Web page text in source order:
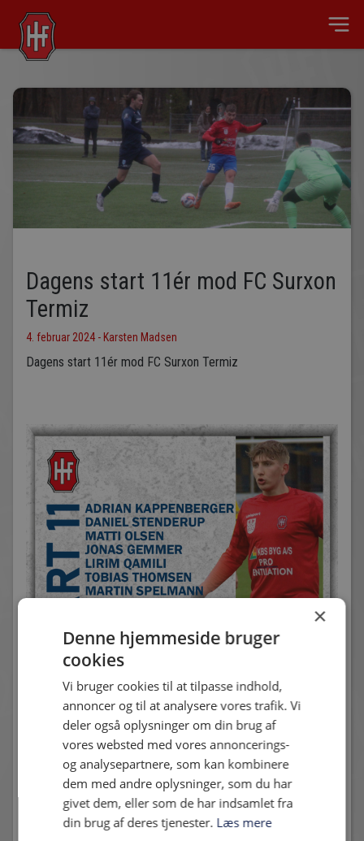
Dagens start 11ér mod FC Surxon
Termiz
4. februar 2024 - Karsten Madsen
Dagens start 11ér mod FC Surxon Termiz
Andre nyheder
×
Denne hjemmeside bruger
cookies
Vi bruger cookies til at tilpasse indhold,
annoncer og til at analysere vores trafik. Vi
deler også oplysninger om din brug af
vores websted med vores annoncerings-
og analysepartnere, som kan kombinere
dem med andre oplysninger, som du har
givet dem, eller som de har indsamlet fra
din brug af deres tjenester. Læs mere